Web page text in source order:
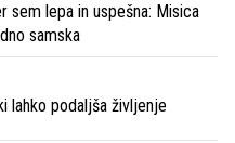
sem lepa in uspešna: Misica
samska
lahko podaljša življenje